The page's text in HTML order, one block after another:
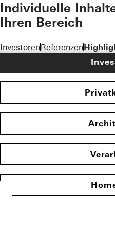
InvestorenReferenzen
Individuelle
Ihren Bereich